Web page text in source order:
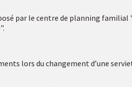
par le centre de planning familial
.
lors du changement d’une